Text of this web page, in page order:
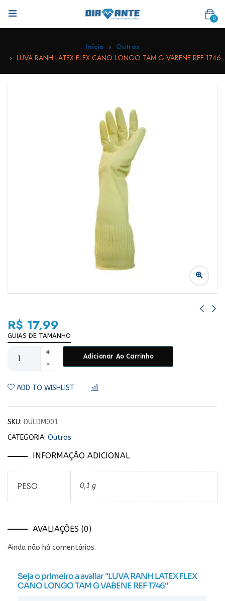
0
Início
Outros
LUVA RANH LATEX FLEX CANO LONGO TAM G VABENE REF 1746
R$ 17,99
GUIAS DE TAMANHO
Adicionar Ao Carrinho
ADD TO WISHLIST
SKU: DULDM001
CATEGORIA: Outros
INFORMAÇÃO ADICIONAL
PESO 0,1 g
AVALIAÇÕES (0)
Ainda não há comentários.
Seja o primeiro a avaliar "LUVA RANH LATEX FLEX
CANO LONGO TAM G VABENE REF 1746"